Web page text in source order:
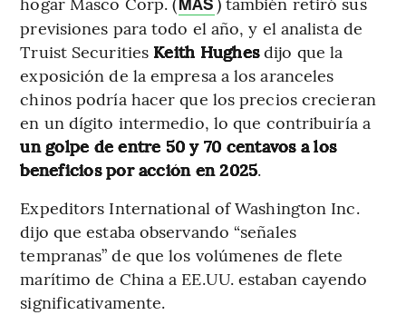
MAS
previsiones para todo el año, y el analista de
Truist Securities Keith Hughesdijo que la
exposición de la empresa a los aranceles
chinos podría hacer que los precios crecieran
en un dígito intermedio, lo que contribuiría a
un golpe de entre 50 y 70 centavos a los
beneficios por acción en 2025.
Expeditors International of Washington Inc.
dijo que estaba observando “señales
tempranas” de que los volúmenes de flete
marítimo de China a EE.UU. estaban cayendo
significativamente.